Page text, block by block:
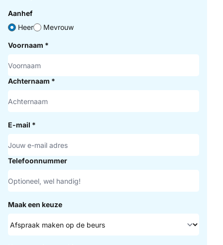
Aanhef
Heer
Mevrouw
Voornaam *
Achternaam *
E-mail *
Telefoonnummer
Maak een keuze